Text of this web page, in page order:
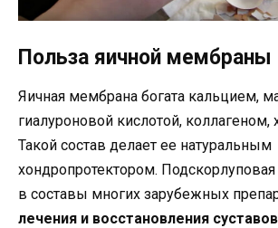
Польза яичной мембраны
Яичная мембрана богата кальцием,
гиалуроновой кислотой, коллагеном,
Такой состав делает ее натуральным
хондропротектором.
в составы многих зарубежных
лечения и восстановления суставов